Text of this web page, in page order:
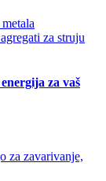
za vaš